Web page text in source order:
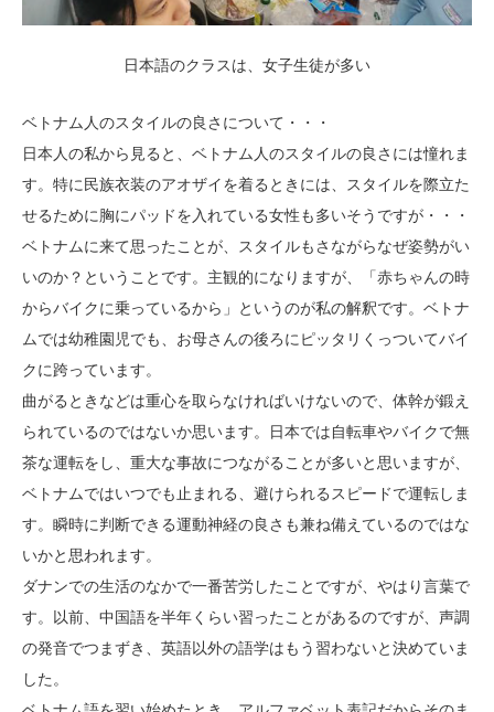
日本語のクラスは、女子生徒が多い
ベトナム人のスタイルの良さについて・・・
日本人の私から見ると、ベトナム人のスタイルの良さには憧れま
す。特に民族衣装のアオザイを着るときには、スタイルを際立た
せるために胸にパッドを入れている女性も多いそうですが・・・
ベトナムに来て思ったことが、スタイルもさながらなぜ姿勢がい
いのか？ということです。主観的になりますが、「赤ちゃんの時
からバイクに乗っているから」というのが私の解釈です。ベトナ
ムでは幼稚園児でも、お母さんの後ろにピッタリくっついてバイ
クに跨っています。
曲がるときなどは重心を取らなければいけないので、体幹が鍛え
られているのではないか思います。日本では自転車やバイクで無
茶な運転をし、重大な事故につながることが多いと思いますが、
ベトナムではいつでも止まれる、避けられるスピードで運転しま
す。瞬時に判断できる運動神経の良さも兼ね備えているのではな
いかと思われます。
ダナンでの生活のなかで一番苦労したことですが、やはり言葉で
す。以前、中国語を半年くらい習ったことがあるのですが、声調
の発音でつまずき、英語以外の語学はもう習わないと決めていま
した。